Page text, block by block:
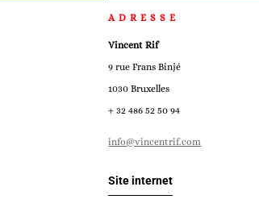
ADRESSE
Vincent Rif
9 rue Frans Binjé
1030 Bruxelles
+ 32 486 52 50 94
info@vincentrif.com
Site internet